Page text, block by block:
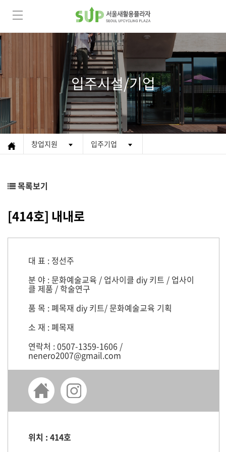
입주시설/기업
창업지원 입주기업
목록보기
[414호] 내내로
대 표 : 정선주
분 야 : 문화예술교육 / 업사이클 diy 키트 / 업사이
클 제품 / 학술연구
품 목 : 폐목재 diy 키트/ 문화예술교육 기획
소 재 : 폐목재
연락처 : 0507-1359-1606 /
nenero2007@gmail.com
위치 : 414호